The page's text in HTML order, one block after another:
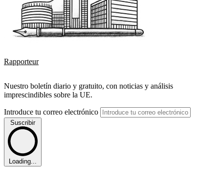
Rapporteur
Nuestro boletín diario y gratuito, con noticias y análisis
imprescindibles sobre la UE.
Introduce tu correo electrónico
Suscribir
Loading...